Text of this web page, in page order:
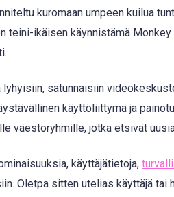
kuromaan umpeen kuilua
ikäisen käynnistämä
satunnaisiin
käyttöliittymä ja
väestöryhmille, jotka etsivät
käyttäjätietoja,
Oletpa sitten utelias käyttäjä tai